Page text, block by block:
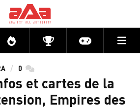
Directs CompétitionsActu jeux
0 commentaires
et cartes de la
Empires des